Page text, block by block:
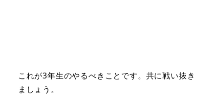
これが3年生のやるべきことです。共に戦い抜き
ましょう。